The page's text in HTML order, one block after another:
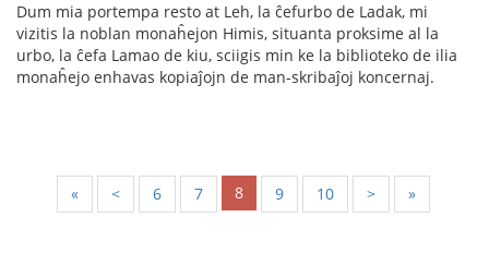
Dum mia portempa resto at Leh, la ĉefurbo de Ladak, mi
vizitis la noblan monaĥejon Himis, situanta proksime al la
urbo, la ĉefa Lamao de kiu, sciigis min ke la biblioteko de ilia
monaĥejo enhavas kopiaĵojn de man-skribaĵoj koncernaj.
« < 6 7 8 9 10 > »